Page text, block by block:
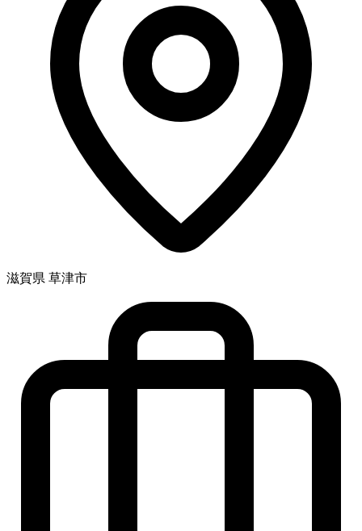
滋賀県 草津市